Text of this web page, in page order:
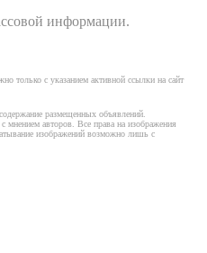
информации.
только с указанием активной ссылки на сайт
содержание размещенных объявлений.
мнением авторов. Все права на изображения
изображений возможно лишь с